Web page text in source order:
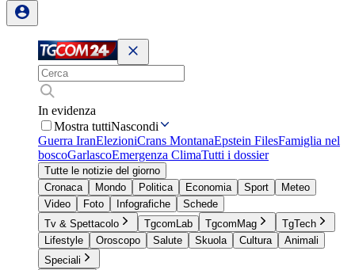
In evidenza
Mostra tuttiNascondi
Guerra IranElezioniCrans MontanaEpstein FilesFamiglia nel
boscoGarlascoEmergenza ClimaTutti i dossier
Tutte le notizie del giorno
Cronaca
Mondo Politica Economia Sport
Meteo
Video
Foto Infografiche
Schede
Tv & Spettacolo
TgcomLab TgcomMag
TgTech
Lifestyle
Oroscopo Salute Skuola Cultura
Animali
Speciali